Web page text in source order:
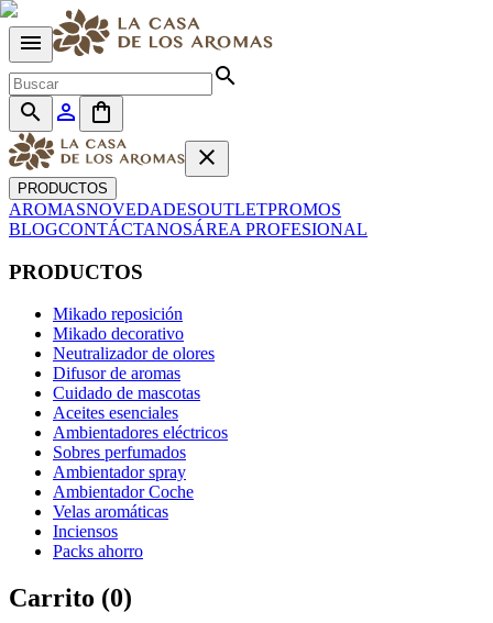
menu
search
search
person_outline
shopping_bag
close
PRODUCTOS
AROMASNOVEDADESOUTLETPROMOS
BLOGCONTÁCTANOSÁREA PROFESIONAL
PRODUCTOS
Mikado reposición
Mikado decorativo
Neutralizador de olores
Difusor de aromas
Cuidado de mascotas
Aceites esenciales
Ambientadores eléctricos
Sobres perfumados
Ambientador spray
Ambientador Coche
Velas aromáticas
Inciensos
Packs ahorro
Carrito (0)